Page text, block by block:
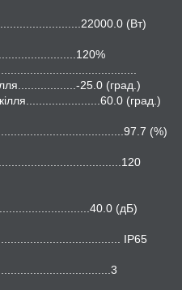
(Вт)
25.0 (град.)
(град.)
(%)
(дБ)
IР65